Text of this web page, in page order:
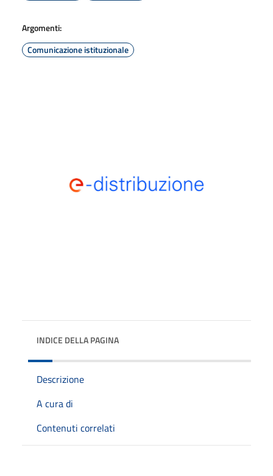
Argomenti:
Comunicazione istituzionale
INDICE DELLA PAGINA
Descrizione
A cura di
Contenuti correlati